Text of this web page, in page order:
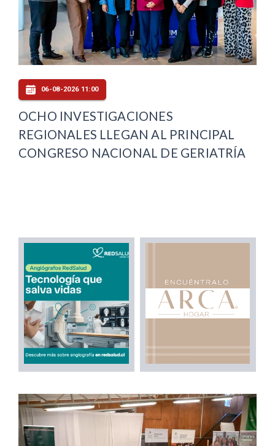
06-08-2026 11:00
OCHO INVESTIGACIONES
REGIONALES LLEGAN AL PRINCIPAL
CONGRESO NACIONAL DE GERIATRÍA